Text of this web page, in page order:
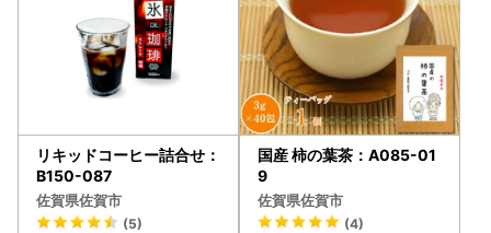
リキッドコーヒー詰合せ：
B150-087
佐賀県佐賀市
(5)
国産 柿の葉茶：A085-01
9
佐賀県佐賀市
(4)